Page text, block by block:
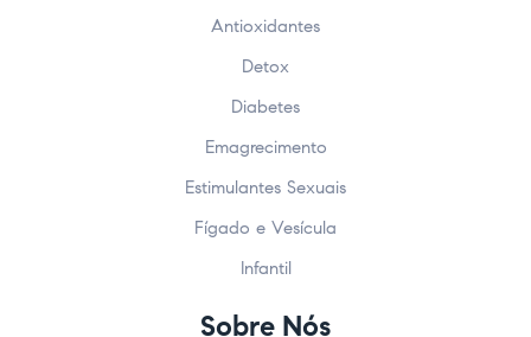
Antioxidantes
Detox
Diabetes
Emagrecimento
Estimulantes Sexuais
Fígado e Vesícula
Infantil
Sobre Nós